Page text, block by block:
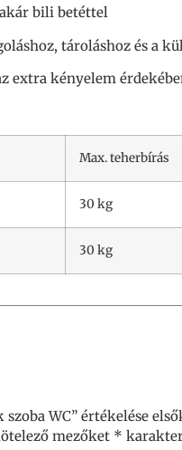
bili betéttel
tároláshoz és a
extra kényelem
Max. teherbírás
30 kg
30 kg
WC” értékelése
mezőket *